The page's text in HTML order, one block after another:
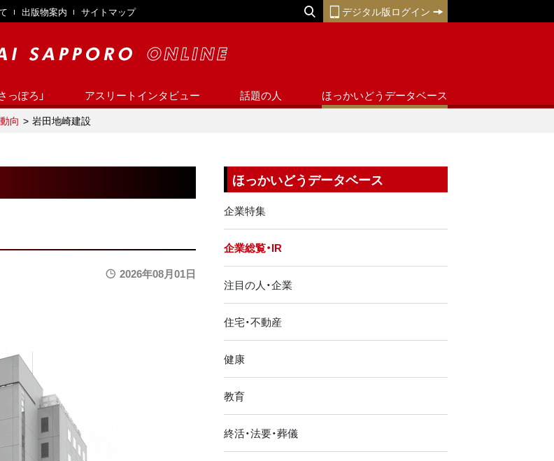
出版物案内 サイトマップ デジタル版ログイン
っぽろ」 アスリートインタビュー 話題の人 ほっかいどうデータベース
向 岩田地崎建設
2026年08月01日
ほっかいどうデータベース
企業特集
企業総覧・IR
注目の人・企業
住宅・不動産
健康
教育
終活・法要・葬儀